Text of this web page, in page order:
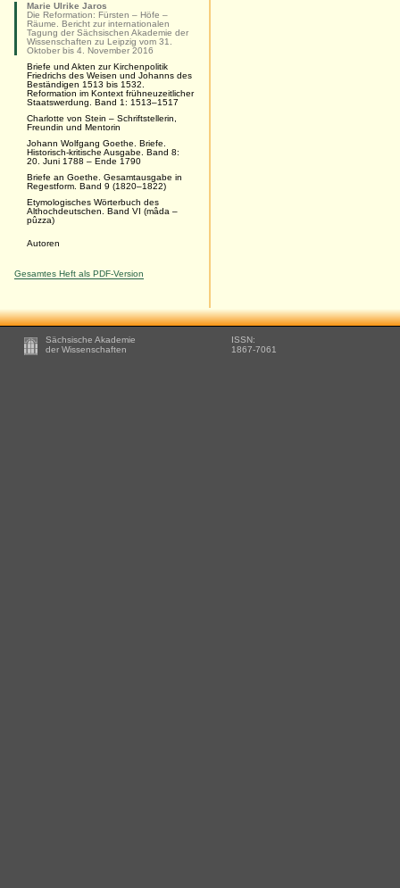
Marie Ulrike Jaros
Die Reformation: Fürsten – Höfe –
Räume. Bericht zur internationalen
Tagung der Sächsischen Akademie der
Wissenschaften zu Leipzig vom 31.
Oktober bis 4. November 2016
Briefe und Akten zur Kirchenpolitik
Friedrichs des Weisen und Johanns des
Beständigen 1513 bis 1532.
Reformation im Kontext frühneuzeitlicher
Staatswerdung. Band 1: 1513–1517
Charlotte von Stein – Schriftstellerin,
Freundin und Mentorin
Johann Wolfgang Goethe. Briefe.
Historisch-kritische Ausgabe. Band 8:
20. Juni 1788 – Ende 1790
Briefe an Goethe. Gesamtausgabe in
Regestform. Band 9 (1820–1822)
Etymologisches Wörterbuch des
Althochdeutschen. Band VI (mâda –
pûzza)
Autoren
Gesamtes Heft als PDF-Version
Footer
Sächsische Akademie
der Wissenschaften
ISSN:
1867-7061